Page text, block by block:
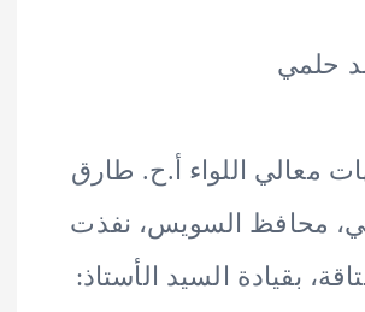
اللواء أ.ح. طارق
السويس، نفذت
السيد الأستاذ: